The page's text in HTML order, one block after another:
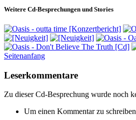
Weitere Cd-Besprechungen und Stories
Seitenanfang
Leserkommentare
Zu dieser Cd-Besprechung wurde noch
Um einen Kommentar zu